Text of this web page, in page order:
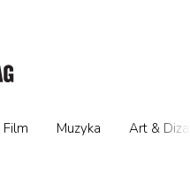
Film Muzyka Art &